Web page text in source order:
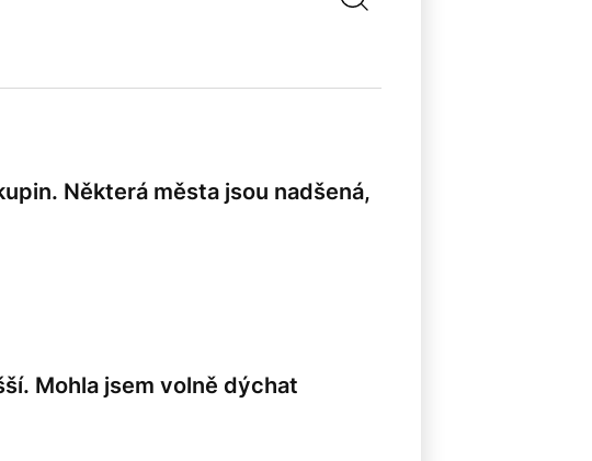
Některá města jsou nadšená,
Mohla jsem volně dýchat